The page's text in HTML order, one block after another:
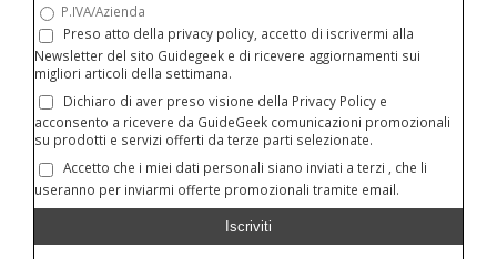
P.IVA/Azienda
Preso atto della privacy policy, accetto di iscrivermi alla
Newsletter del sito Guidegeek e di ricevere aggiornamenti sui
migliori articoli della settimana.
Dichiaro di aver preso visione della Privacy Policy e
acconsento a ricevere da GuideGeek comunicazioni promozionali
su prodotti e servizi offerti da terze parti selezionate.
Accetto che i miei dati personali siano inviati a terzi , che li
useranno per inviarmi offerte promozionali tramite email.